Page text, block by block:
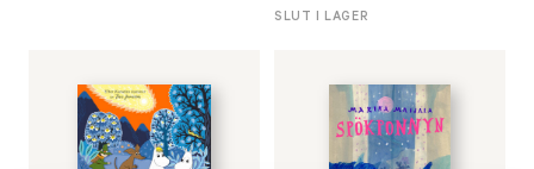
SLUT I LAGER